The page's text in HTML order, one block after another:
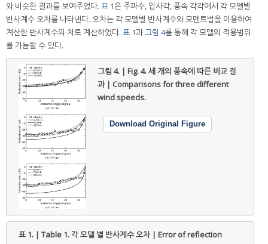
와 비슷한 결과를 보여주었다. 표 1은 주파수, 입사각, 풍속 각각에서 각 모델별
반사계수 오차를 나타낸다. 오차는 각 모델별 반사계수와 모멘트법을 이용하여
계산한 반사계수의 차로 계산하였다. 표 1과그림 4를 통해 각 모델의 적용범위
를 가늠할 수 있다.
그림 4. | Fig. 4.세 개의 풍속에 따른 비교 결
과 | Comparisons for three different
wind speeds.
Download Original Figure
표 1. | Table 1.각 모델 별 반사계수 오차 | Error of reflection